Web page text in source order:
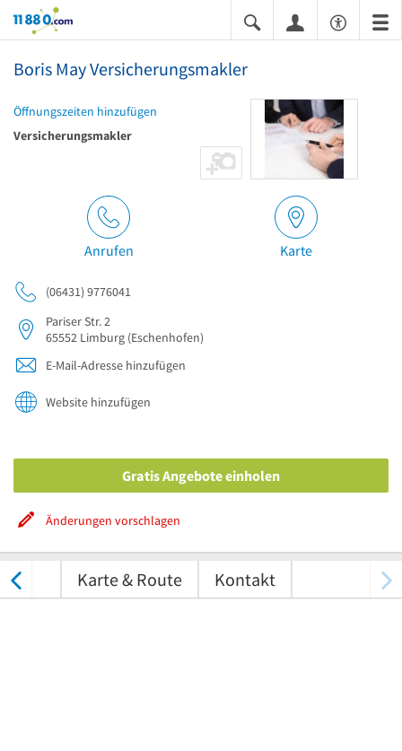
11880.com
Boris May Versicherungsmakler
Öffnungszeiten hinzufügen
Versicherungsmakler
Anrufen Karte
(06431) 9776041
Pariser Str. 2
65552 Limburg (Eschenhofen)
E-Mail-Adresse hinzufügen
Website hinzufügen
Gratis Angebote einholen
Änderungen vorschlagen
Karte & Route Kontakt